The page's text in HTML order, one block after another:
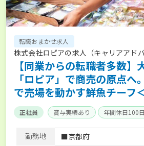
転職おまかせ求人
株式会社ロピアの求人（キャリアアドバ
【同業からの転職者多数】
「ロピア」で商売の原点へ
で売場を動かす鮮魚チーフ
正社員 賞与実績あり 年間休日100
勤務地
■京都府